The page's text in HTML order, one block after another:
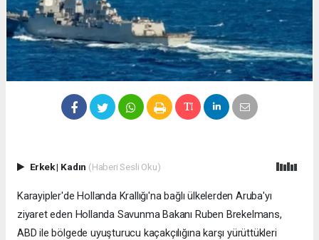
Erkek| Kadın (Haberi Sesli Oku)
Karayipler'de Hollanda Krallığı'na bağlı ülkelerden Aruba'yı
ziyaret eden Hollanda Savunma Bakanı Ruben Brekelmans,
ABD ile bölgede uyuşturucu kaçakçılığına karşı yürüttükleri